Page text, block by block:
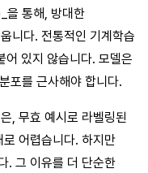
을 통해, 방대한
니다. 전통적인 기계학습
어 있지 않습니다. 모델은
포를 근사해야 합니다.
, 무효 예시로 라벨링된
어렵습니다. 하지만
. 그 이유를 더 단순한